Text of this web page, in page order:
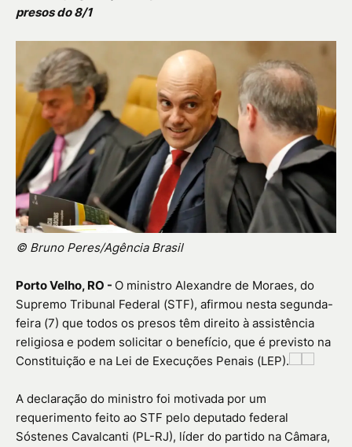
presos do 8/1
© Bruno Peres/Agência Brasil
Porto Velho, RO - O ministro Alexandre de Moraes, do
Supremo Tribunal Federal (STF), afirmou nesta segunda-
feira (7) que todos os presos têm direito à assistência
religiosa e podem solicitar o benefício, que é previsto na
Constituição e na Lei de Execuções Penais (LEP).
A declaração do ministro foi motivada por um
requerimento feito ao STF pelo deputado federal
Sóstenes Cavalcanti (PL-RJ), líder do partido na Câmara,